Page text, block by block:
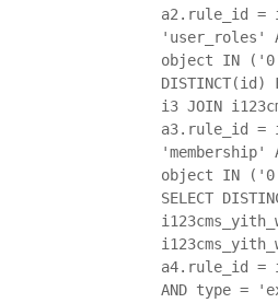
a2.rule_id =
'user_roles'
object IN
DISTINCT(id)
i3 JOIN
a3.rule_id =
'membership'
object IN
SELECT
a4.rule_id =
AND type =